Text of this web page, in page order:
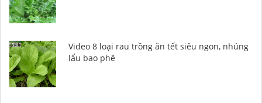
Video 8 loại rau trồng ăn tết siêu ngon, nhúng
lẩu bao phê